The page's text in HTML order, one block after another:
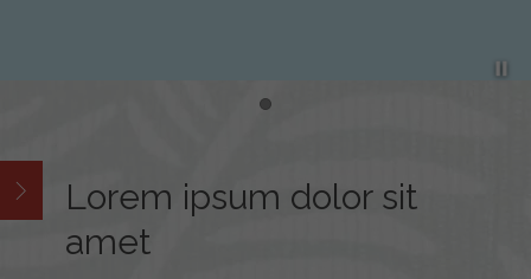
Lorem ipsum dolor sit
amet
Open